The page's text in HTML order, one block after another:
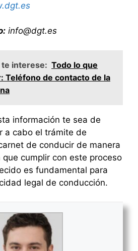
info@dgt.es
te interese: Todo lo que
Teléfono de contacto de la
información te sea de
a cabo el trámite de
de conducir de manera
cumplir con este proceso
es fundamental para
legal de conducción.